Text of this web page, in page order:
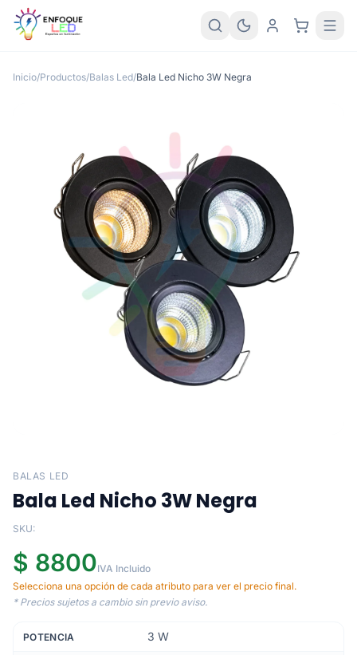
Inicio/Productos/Balas Led/Bala Led Nicho 3W Negra
BALAS LED
Bala Led Nicho 3W Negra
SKU:
$ 8800IVA Incluido
Selecciona una opción de cada atributo para ver el precio final.
* Precios sujetos a cambio sin previo aviso.
POTENCIA 3 W